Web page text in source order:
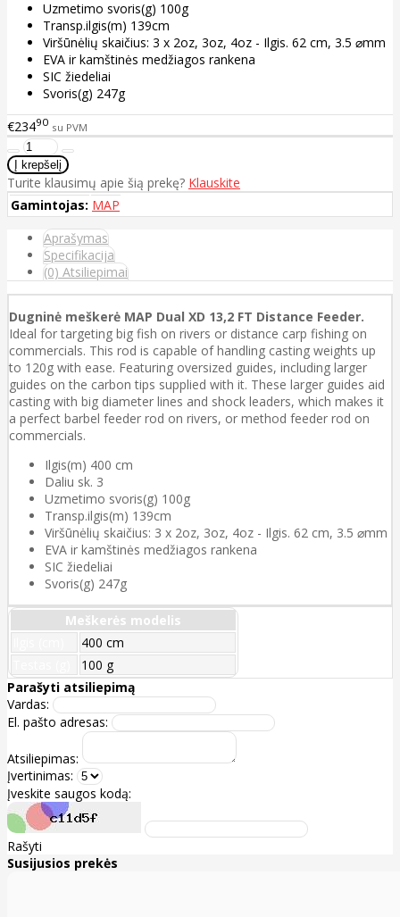
Uzmetimo svoris(g) 100g
Transp.ilgis(m) 139cm
Viršūnėlių skaičius: 3 x 2oz, 3oz, 4oz - Ilgis. 62 cm, 3.5 ⌀mm
EVA ir kamštinės medžiagos rankena
SIC žiedeliai
Svoris(g) 247g
€23490 su PVM
Turite klausimų apie šią prekę? Klauskite
Gamintojas: MAP
Aprašymas
Specifikacija
(0) Atsiliepimai
Dugninė meškerė MAP Dual XD 13,2 FT Distance Feeder.
Ideal for targeting big fish on rivers or distance carp fishing on
commercials. This rod is capable of handling casting weights up
to 120g with ease. Featuring oversized guides, including larger
guides on the carbon tips supplied with it. These larger guides aid
casting with big diameter lines and shock leaders, which makes it
a perfect barbel feeder rod on rivers, or method feeder rod on
commercials.
Ilgis(m) 400 cm
Daliu sk. 3
Uzmetimo svoris(g) 100g
Transp.ilgis(m) 139cm
Viršūnėlių skaičius: 3 x 2oz, 3oz, 4oz - Ilgis. 62 cm, 3.5 ⌀mm
EVA ir kamštinės medžiagos rankena
SIC žiedeliai
Svoris(g) 247g
Meškerės modelis
400 cm
100 g
Parašyti atsiliepimą
Vardas:
El. pašto adresas:
Atsiliepimas:
Įvertinimas:
Įveskite saugos kodą:
Rašyti
Susijusios prekės